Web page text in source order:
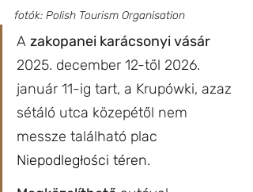
fotók: Polish Tourism Organisation
A zakopanei karácsonyi vásár
2025. december 12-től 2026.
január 11-ig tart, a Krupówki, azaz
sétáló utca közepétől nem
messze található plac
Niepodległości téren.